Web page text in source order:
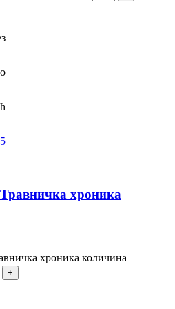
хроника
хроника количина
+